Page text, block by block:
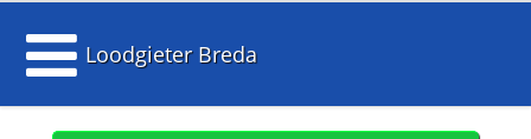
Loodgieter Breda